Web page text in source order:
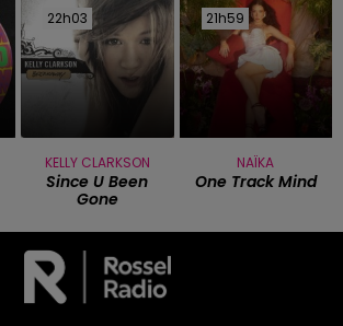
22h03
22h03
KELLY CLARKSON
Since U Been
Gone
21h59
21h59
NAÏKA
One Track Mind